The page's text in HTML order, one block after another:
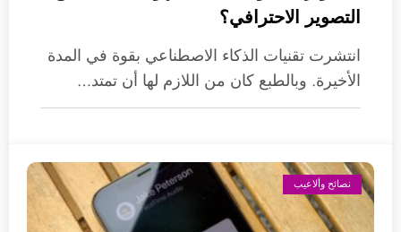
التصوير الاحترافي؟
انتشرت تقنيات الذكاء الاصطناعي بقوة في المدة
الأخيرة. وبالطبع كان من اللازم لها أن تمتد…
نصائح وألاعيب